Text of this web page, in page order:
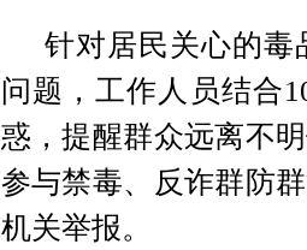
针对居民关心的毒
问题，工作人员结合
惑，提醒群众远离不
参与禁毒、反诈群防
机关举报。